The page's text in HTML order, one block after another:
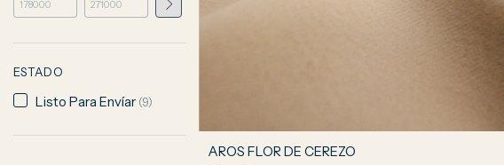
ESTADO
Listo Para Envíar (9)
AROS FLOR DE CEREZO